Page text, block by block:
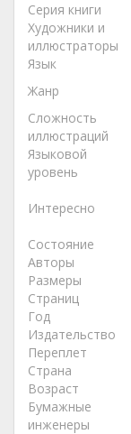
Серия книги
Художники и
иллюстраторы
Язык
Жанр
Сложность
иллюстраций
Языковой
уровень
Интересно
Состояние
Авторы
Размеры
Страниц
Год
Издательство
Переплет
Страна
Возраст
Бумажные
инженеры